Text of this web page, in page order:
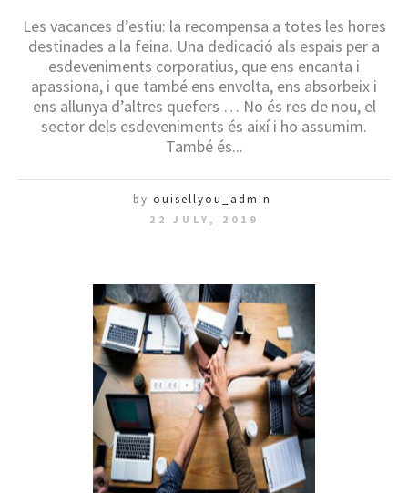
Les vacances d’estiu: la recompensa a totes les hores
destinades a la feina. Una dedicació als espais per a
esdeveniments corporatius, que ens encanta i
apassiona, i que també ens envolta, ens absorbeix i
ens allunya d’altres quefers … No és res de nou, el
sector dels esdeveniments és així i ho assumim.
També és...
by ouisellyou_admin
22 JULY, 2019